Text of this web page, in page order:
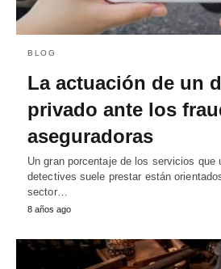
BLOG
La actuación de un
privado ante los
aseguradoras
Un gran porcentaje de los servicios que
detectives suele prestar están
sector…
8 años ago